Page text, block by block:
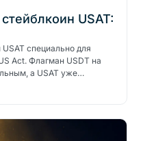
USAT:
специально для
Act. Флагман USDT на
а USAT уже…